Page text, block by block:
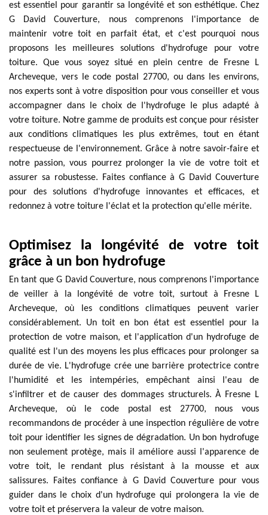
est essentiel pour garantir sa longévité et son esthétique. Chez
G David Couverture, nous comprenons l'importance de
maintenir votre toit en parfait état, et c'est pourquoi nous
proposons les meilleures solutions d'hydrofuge pour votre
toiture. Que vous soyez situé en plein centre de Fresne L
Archeveque, vers le code postal 27700, ou dans les environs,
nos experts sont à votre disposition pour vous conseiller et vous
accompagner dans le choix de l'hydrofuge le plus adapté à
votre toiture. Notre gamme de produits est conçue pour résister
aux conditions climatiques les plus extrêmes, tout en étant
respectueuse de l'environnement. Grâce à notre savoir-faire et
notre passion, vous pourrez prolonger la vie de votre toit et
assurer sa robustesse. Faites confiance à G David Couverture
pour des solutions d'hydrofuge innovantes et efficaces, et
redonnez à votre toiture l'éclat et la protection qu'elle mérite.
Optimisez la longévité de votre toit
grâce à un bon hydrofuge
En tant que G David Couverture, nous comprenons l'importance
de veiller à la longévité de votre toit, surtout à Fresne L
Archeveque, où les conditions climatiques peuvent varier
considérablement. Un toit en bon état est essentiel pour la
protection de votre maison, et l'application d'un hydrofuge de
qualité est l'un des moyens les plus efficaces pour prolonger sa
durée de vie. L'hydrofuge crée une barrière protectrice contre
l'humidité et les intempéries, empêchant ainsi l'eau de
s'infiltrer et de causer des dommages structurels. À Fresne L
Archeveque, où le code postal est 27700, nous vous
recommandons de procéder à une inspection régulière de votre
toit pour identifier les signes de dégradation. Un bon hydrofuge
non seulement protège, mais il améliore aussi l'apparence de
votre toit, le rendant plus résistant à la mousse et aux
salissures. Faites confiance à G David Couverture pour vous
guider dans le choix d'un hydrofuge qui prolongera la vie de
votre toit et préservera la valeur de votre maison.